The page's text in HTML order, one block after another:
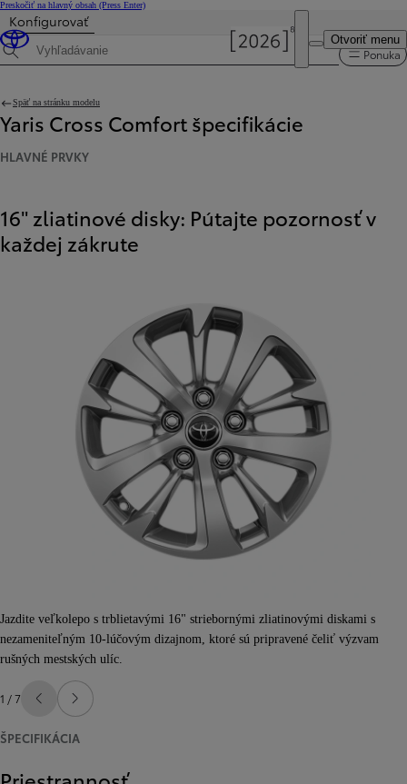
Preskočiť na hlavný obsah (Press Enter)
Otvoriť menu
Cena je aktualizovaná Cena vašej konfigurácie je 23 290 €.
Konfigurovať
Hľadaná špecifikácia Ponuka
Späť na stránku modelu
Yaris Cross Comfort špecifikácie
HLAVNÉ PRVKY
16" zliatinové disky: Pútajte pozornosť v
každej zákrute
Jazdite veľkolepo s trblietavými 16" striebornými zliatinovými diskami s
nezameniteľným 10-lúčovým dizajnom, ktoré sú pripravené čeliť výzvam
rušných mestských ulíc.
1 / 7 Predchádzajúca stránka
Ďalšia stránka
ŠPECIFIKÁCIA